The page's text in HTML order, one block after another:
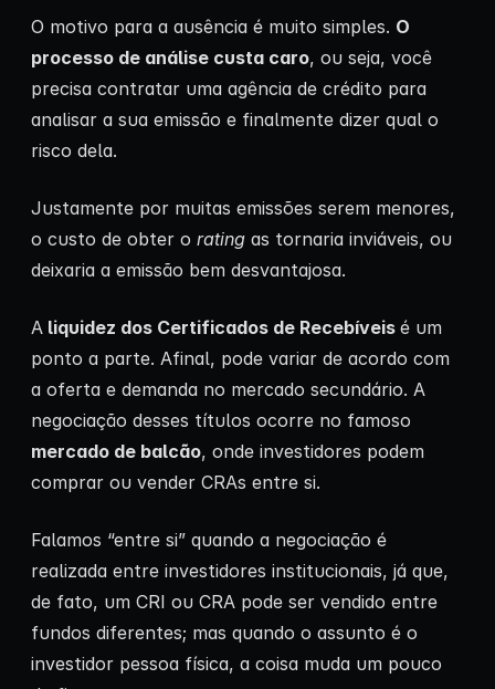
O motivo para a ausência é muito simples. O
processo de análise custa caro, ou seja, você
precisa contratar uma agência de crédito para
analisar a sua emissão e finalmente dizer qual o
risco dela.
Justamente por muitas emissões serem menores,
o custo de obter o rating as tornaria inviáveis, ou
deixaria a emissão bem desvantajosa.
A liquidez dos Certificados de Recebíveis é um
ponto a parte. Afinal, pode variar de acordo com
a oferta e demanda no mercado secundário. A
negociação desses títulos ocorre no famoso
mercado de balcão, onde investidores podem
comprar ou vender CRAs entre si.
Falamos “entre si” quando a negociação é
realizada entre investidores institucionais, já que,
de fato, um CRI ou CRA pode ser vendido entre
fundos diferentes; mas quando o assunto é o
investidor pessoa física, a coisa muda um pouco